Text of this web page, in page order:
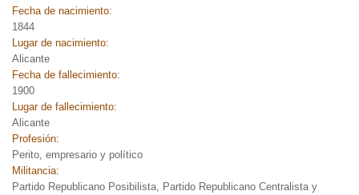
Fecha de nacimiento:
1844
Lugar de nacimiento:
Alicante
Fecha de fallecimiento:
1900
Lugar de fallecimiento:
Alicante
Profesión:
Perito, empresario y político
Militancia:
Partido Republicano Posibilista, Partido Republicano Centralista y